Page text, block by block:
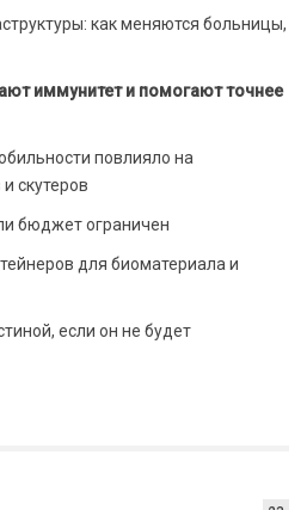
как меняются больницы,
иммунитет и помогают точнее
повлияло на
скутеров
бюджет ограничен
для биоматериала и
если он не будет